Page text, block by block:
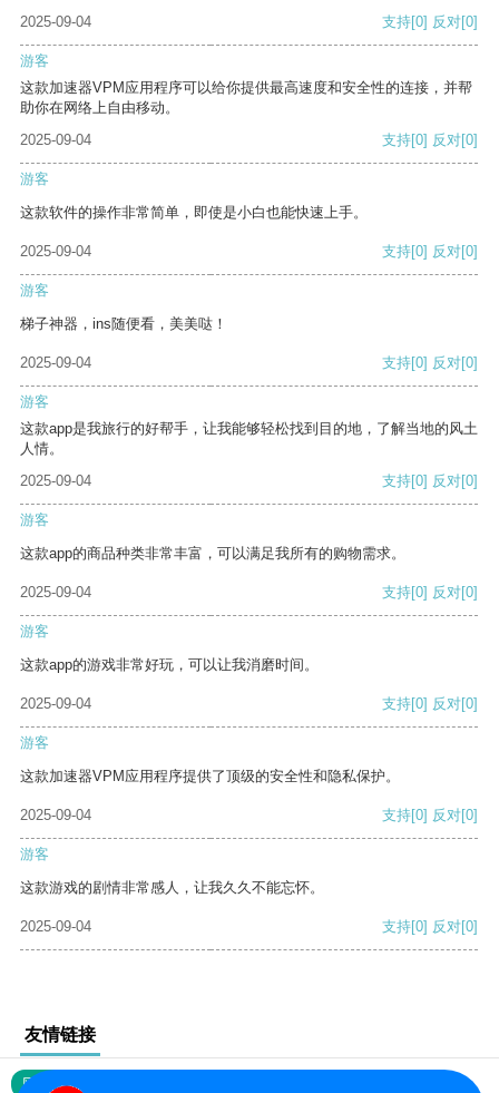
2025-09-04
支持[0] 反对[0]
游客
这款加速器VPM应用程序可以给你提供最高速度和安全性的连接，并帮
助你在网络上自由移动。
2025-09-04
支持[0] 反对[0]
游客
这款软件的操作非常简单，即使是小白也能快速上手。
2025-09-04 支持[0] 反对[0]
游客
梯子神器，ins随便看，美美哒！
2025-09-04 支持[0] 反对[0]
游客
这款app是我旅行的好帮手，让我能够轻松找到目的地，了解当地的风土
人情。
2025-09-04
支持[0] 反对[0]
游客
这款app的商品种类非常丰富，可以满足我所有的购物需求。
2025-09-04 支持[0] 反对[0]
游客
这款app的游戏非常好玩，可以让我消磨时间。
2025-09-04 支持[0] 反对[0]
游客
这款加速器VPM应用程序提供了顶级的安全性和隐私保护。
2025-09-04 支持[0] 反对[0]
游客
这款游戏的剧情非常感人，让我久久不能忘怀。
2025-09-04 支持[0] 反对[0]
友情链接
网站地图